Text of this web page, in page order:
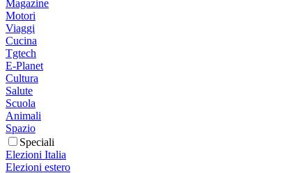
Magazine
Motori
Viaggi
Cucina
Tgtech
E-Planet
Cultura
Salute
Scuola
Animali
Spazio
Speciali
Elezioni Italia
Elezioni estero